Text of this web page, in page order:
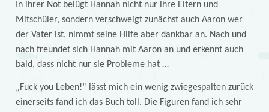
In ihrer Not belügt Hannah nicht nur ihre Eltern und
Mitschüler, sondern verschweigt zunächst auch Aaron wer
der Vater ist, nimmt seine Hilfe aber dankbar an. Nach und
nach freundet sich Hannah mit Aaron an und erkennt auch
bald, dass nicht nur sie Probleme hat …
„Fuck you Leben!“ lässt mich ein wenig zwiegespalten zurück
einerseits fand ich das Buch toll. Die Figuren fand ich sehr